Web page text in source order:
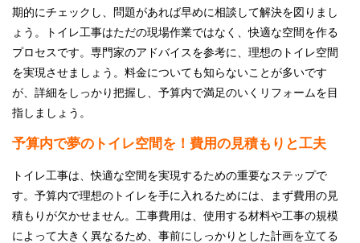
期的にチェックし、問題があれば早めに相談して解決を図りまし
ょう。トイレ工事はただの現場作業ではなく、快適な空間を作る
プロセスです。専門家のアドバイスを参考に、理想のトイレ空間
を実現させましょう。料金についても知らないことが多いです
が、詳細をしっかり把握し、予算内で満足のいくリフォームを目
指しましょう。
予算内で夢のトイレ空間を！費用の見積もりと工夫
トイレ工事は、快適な空間を実現するための重要なステップで
す。予算内で理想のトイレを手に入れるためには、まず費用の見
積もりが欠かせません。工事費用は、使用する材料や工事の規模
によって大きく異なるため、事前にしっかりとした計画を立てる